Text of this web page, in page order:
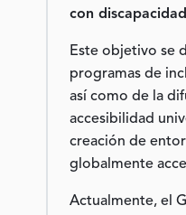
con discapacidad
Este objetivo se
programas de
así como de la
accesibilidad
creación de
globalmente
Actualmente, el